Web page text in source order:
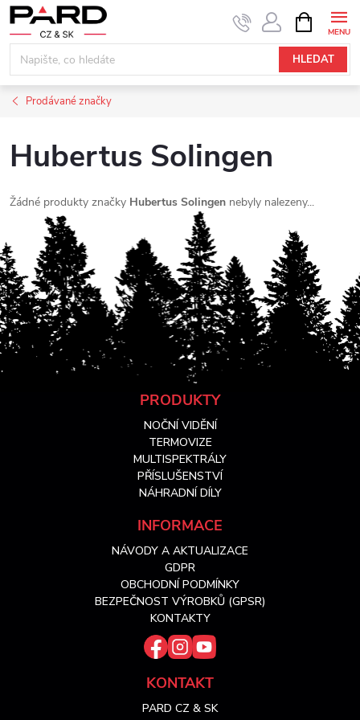
Přejít
na
obsah
HLEDAT
NÁKUPNÍ
KOŠÍK
Prodávané značky
Hubertus Solingen
Žádné produkty značky Hubertus Solingen nebyly nalezeny...
PRODUKTY
NOČNÍ VIDĚNÍ
TERMOVIZE
MULTISPEKTRÁLY
PŘÍSLUŠENSTVÍ
NÁHRADNÍ DÍLY
INFORMACE
NÁVODY A AKTUALIZACE
GDPR
OBCHODNÍ PODMÍNKY
BEZPEČNOST VÝROBKŮ (GPSR)
KONTAKTY
KONTAKT
PARD CZ & SK